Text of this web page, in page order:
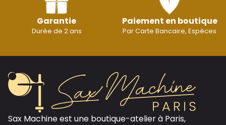
Garantie
Durée de 2 ans
Paiement en boutique
Par Carte Bancaire, Espèces
Sax Machine est une boutique-atelier à Paris,